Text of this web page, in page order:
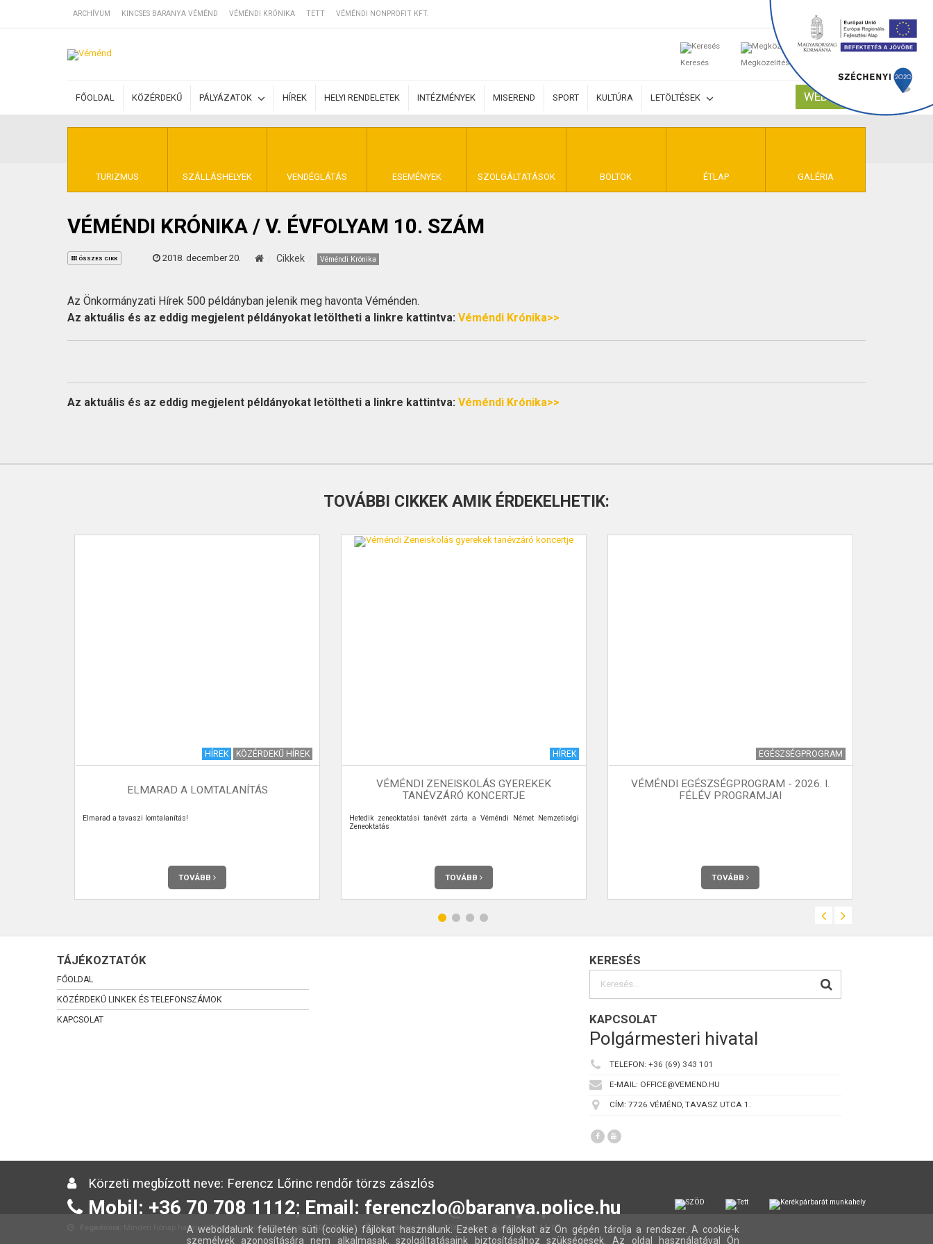
ARCHÍVUM KINCSES BARANYA VÉMÉND VÉMÉNDI KRÓNIKA TETT VÉMÉNDI NONPROFIT KFT.
Keresés Megközelítés
0
FŐOLDAL KÖZÉRDEKŰ PÁLYÁZATOK HÍREK HELYI RENDELETEK INTÉZMÉNYEK MISEREND SPORT KULTÚRA LETÖLTÉSEK WEBSHOP
TURIZMUS SZÁLLÁSHELYEK VENDÉGLÁTÁS ESEMÉNYEK SZOLGÁLTATÁSOK BOLTOK ÉTLAP GALÉRIA
SZÁLLÁSOK
BEJEGYZÉSEK
ÁLTALÁNOS SZERZŐDÉSI FELTÉTELEK
KINCSES BARANYA VÉMÉND
KAPCSOLAT
VÉMÉNDI KRÓNIKA / V. ÉVFOLYAM 10. SZÁM
ÖSSZES CIKK 2018. december 20. Cikkek Véméndi Krónika
Az Önkormányzati Hírek 500 példányban jelenik meg havonta Véménden.
Az aktuális és az eddig megjelent példányokat letöltheti a linkre kattintva: Véméndi Krónika>>
Az aktuális és az eddig megjelent példányokat letöltheti a linkre kattintva: Véméndi Krónika>>
TOVÁBBI CIKKEK AMIK ÉRDEKELHETIK:
HÍREK KÖZÉRDEKŰ HÍREK
ELMARAD A LOMTALANÍTÁS
Elmarad a tavaszi lomtalanítás!
TOVÁBB
HÍREK
VÉMÉNDI ZENEISKOLÁS GYEREKEK
TANÉVZÁRÓ KONCERTJE
Hetedik zeneoktatási tanévét zárta a Véméndi Német Nemzetiségi
Zeneoktatás
TOVÁBB
EGÉSZSÉGPROGRAM
VÉMÉNDI EGÉSZSÉGPROGRAM - 2026. I.
FÉLÉV PROGRAMJAI
TOVÁBB
TÁJÉKOZTATÓK
FŐOLDAL
KÖZÉRDEKŰ LINKEK ÉS TELEFONSZÁMOK
KAPCSOLAT
KERESÉS
KAPCSOLAT
Polgármesteri hivatal
TELEFON: +36 (69) 343 101
E-MAIL: OFFICE@VEMEND.HU
CÍM: 7726 VÉMÉND, TAVASZ UTCA 1.
Körzeti megbízott neve: Ferencz Lőrinc rendőr törzs zászlós
Mobil: +36 70 708 1112; Email: ferenczlo@baranya.police.hu
Minden hónap harmadik hetének csütörtöki napján 13:00 - 15:00 Fogadóóra helye:7700 Mohács, Budapesti út 14/B
A weboldalunk felületén süti (cookie) fájlokat használunk. Ezeket a fájlokat az Ön gépén tárolja a rendszer. A cookie-k
személyek azonosítására nem alkalmasak, szolgáltatásaink biztosításához szükségesek. Az oldal használatával Ön